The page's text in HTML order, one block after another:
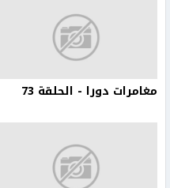
مغامرات دورا - الحلقة 73